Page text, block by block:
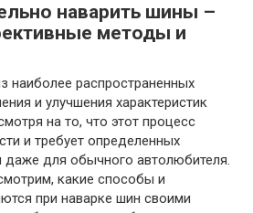
наварить шины –
методы и
наиболее распространенных
и улучшения характеристик
на то, что этот процесс
и требует определенных
даже для обычного автолюбителя.
какие способы и
при наварке шин своими